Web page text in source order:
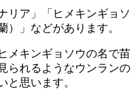
リア」「ヒメキンギョソ
）」などがあります。
メキンギョソウの名で苗
られるようなウンランの
と思います。